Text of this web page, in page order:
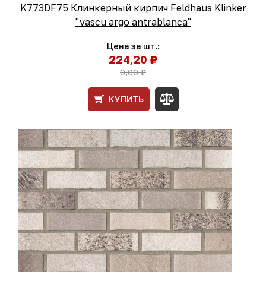
K773DF75 Клинкерный кирпич Feldhaus Klinker
"vascu argo antrablanca"
Цена за шт.:
224,20 ₽
0,00 ₽
КУПИТЬ